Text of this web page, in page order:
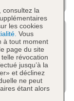
consultez la
les cookies
Vous
à tout moment
page du site
révocation
jusqu’à la
et déclinez
ne peut
étant alors